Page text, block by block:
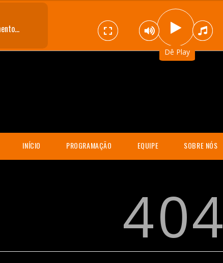
Dê Play
INÍCIO PROGRAMAÇÃO EQUIPE SOBRE NÓS
404